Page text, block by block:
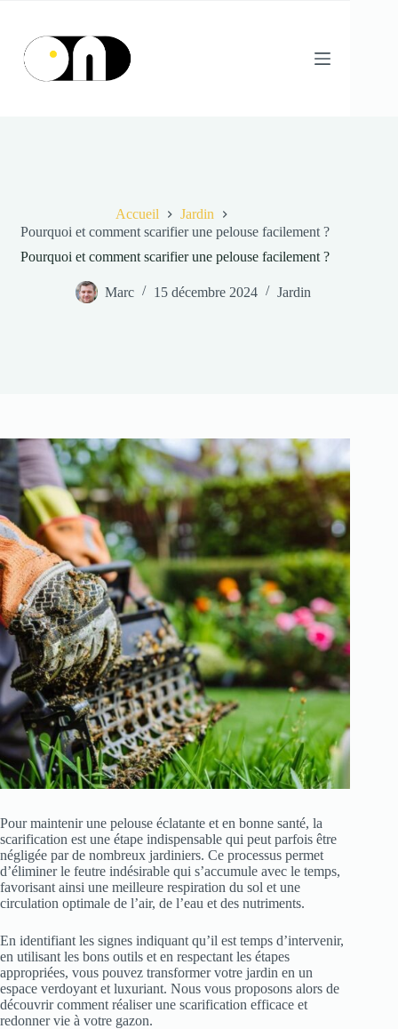
contenu
Accueil
Jardin
Pourquoi et comment scarifier une pelouse facilement ?
Pourquoi et comment scarifier une pelouse facilement ?
Marc 15 décembre 2024 Jardin
Pour maintenir une pelouse éclatante et en bonne santé, la
scarification est une étape indispensable qui peut parfois être
négligée par de nombreux jardiniers. Ce processus permet
d’éliminer le feutre indésirable qui s’accumule avec le temps,
favorisant ainsi une meilleure respiration du sol et une
circulation optimale de l’air, de l’eau et des nutriments.
En identifiant les signes indiquant qu’il est temps d’intervenir,
en utilisant les bons outils et en respectant les étapes
appropriées, vous pouvez transformer votre jardin en un
espace verdoyant et luxuriant. Nous vous proposons alors de
découvrir comment réaliser une scarification efficace et
redonner vie à votre gazon.